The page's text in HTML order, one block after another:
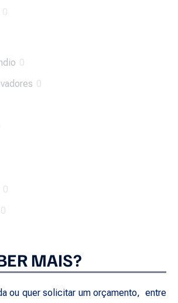
0
0
0
0
MAIS?
ou quer solicitar um orçamento, entre